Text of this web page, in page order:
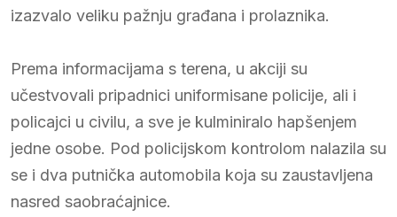
izazvalo veliku pažnju građana i prolaznika.
Prema informacijama s terena, u akciji su
učestvovali pripadnici uniformisane policije, ali i
policajci u civilu, a sve je kulminiralo hapšenjem
jedne osobe. Pod policijskom kontrolom nalazila su
se i dva putnička automobila koja su zaustavljena
nasred saobraćajnice.